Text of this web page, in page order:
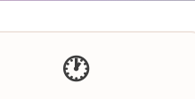
🕐